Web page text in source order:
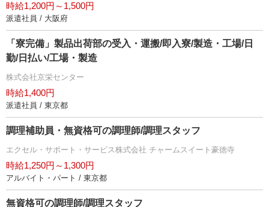
時給1,200円～1,500円
派遣社員 / 大阪府
「寮完備」製品出荷部の受入・運搬/即入寮/製造・工場/日
勤/日払い/工場・製造
株式会社京栄センター
時給1,400円
派遣社員 / 東京都
調理補助員・無資格可の調理師/調理スタッフ
エクセル・サポート・サービス株式会社 チャームスイート豪徳寺
時給1,250円～1,300円
アルバイト・パート / 東京都
無資格可の調理師/調理スタッフ